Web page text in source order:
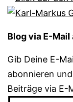
Blog via E-
Gib Deine E-
abonnieren
Beiträge via E-